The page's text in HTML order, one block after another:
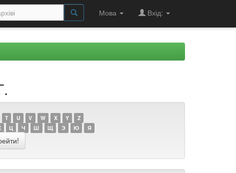
Мова Вхід:
T U V W X Y
Z
Ц Ч Ш Щ Э Ю Я